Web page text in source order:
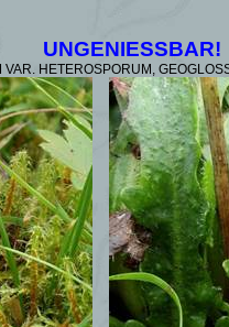
UNGENIESSBAR!
HETEROSPORUM,